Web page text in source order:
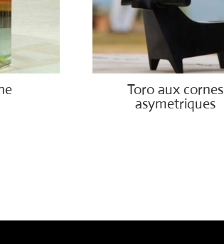
Toro aux cornes
asymetriques